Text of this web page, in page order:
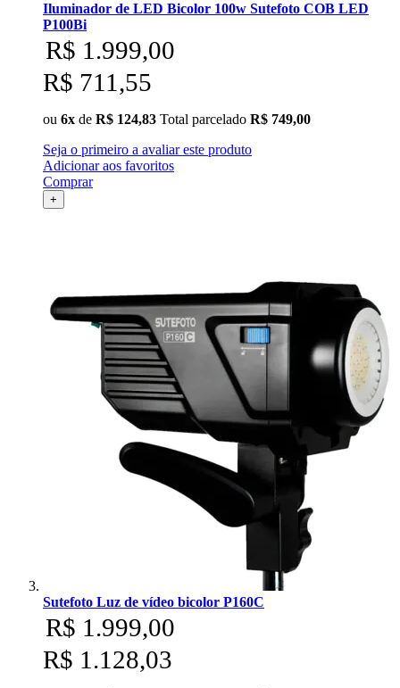
Iluminador de LED Bicolor 100w Sutefoto COB LED
P100Bi
R$ 1.999,00
R$ 711,55
ou 6x de R$ 124,83 Total parcelado R$ 749,00
Seja o primeiro a avaliar este produto
Adicionar aos favoritos
Comprar
+
Sutefoto Luz de vídeo bicolor P160C
R$ 1.999,00
R$ 1.128,03